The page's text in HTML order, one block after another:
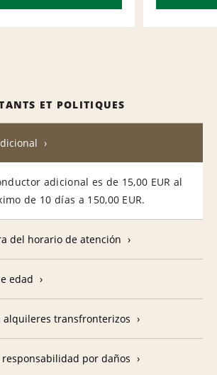
ET POLITIQUES
adicional es de 15,00 EUR al
de 10 días a 150,00 EUR.
del horario de atención
edad
alquileres transfronterizos
responsabilidad por daños